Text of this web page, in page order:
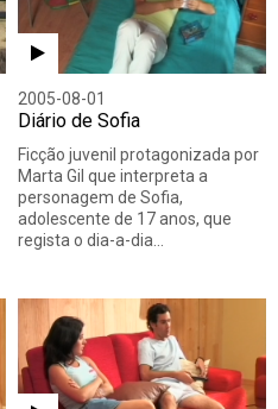
2005-08-01
Diário de Sofia
Ficção juvenil protagonizada por
Marta Gil que interpreta a
personagem de Sofia,
adolescente de 17 anos, que
regista o dia-a-dia…